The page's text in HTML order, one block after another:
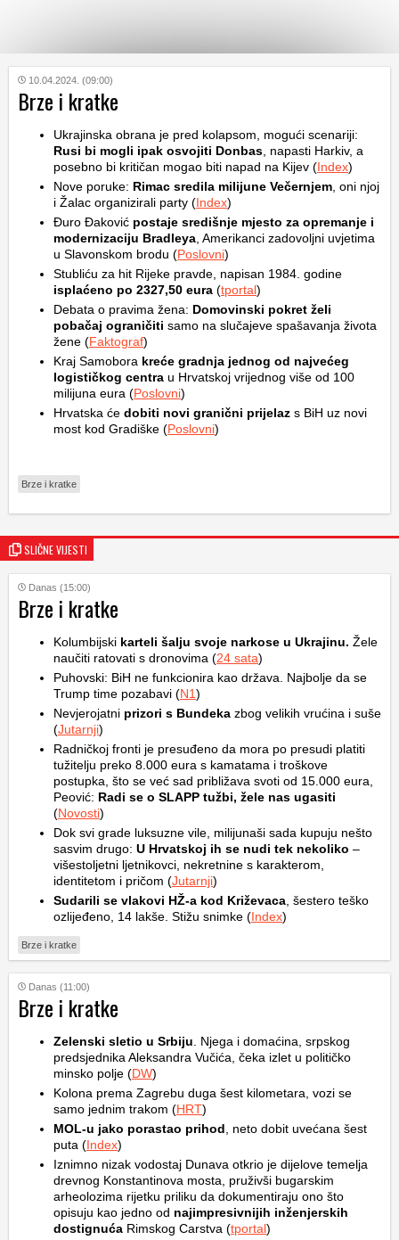
KATEGORIJE
HRVATSKI
WEB
10.04.2024. (09:00)
Brze i kratke
Ukrajinska obrana je pred kolapsom, mogući scenariji:
Rusi bi mogli ipak osvojiti Donbas , napasti Harkiv, a
posebno bi kritičan mogao biti napad na Kijev (Index)
Nove poruke: Rimac sredila milijune Večernjem , oni njoj
i Žalac organizirali party (Index)
Đuro Đaković postaje središnje mjesto za opremanje i
modernizaciju Bradleya , Amerikanci zadovoljni uvjetima
u Slavonskom brodu (Poslovni)
Stubliću za hit Rijeke pravde, napisan 1984. godine
isplaćeno po 2327,50 eura (tportal)
Debata o pravima žena: Domovinski pokret želi
pobačaj ograničiti samo na slučajeve spašavanja života
žene (Faktograf)
Kraj Samobora kreće gradnja jednog od najvećeg
logističkog centra u Hrvatskoj vrijednog više od 100
milijuna eura (Poslovni)
Hrvatska će dobiti novi granični prijelaz s BiH uz novi
most kod Gradiške (Poslovni)
Brze i kratke
SLIČNE VIJESTI
Danas (15:00)
Brze i kratke
Kolumbijski karteli šalju svoje narkose u Ukrajinu. Žele
naučiti ratovati s dronovima (24 sata)
Puhovski: BiH ne funkcionira kao država. Najbolje da se
Trump time pozabavi (N1)
Nevjerojatni prizori s Bundeka zbog velikih vrućina i suše
(Jutarnji)
Radničkoj fronti je presuđeno da mora po presudi platiti
tužitelju preko 8.000 eura s kamatama i troškove
postupka, što se već sad približava svoti od 15.000 eura,
Peović: Radi se o SLAPP tužbi, žele nas ugasiti
(Novosti)
Dok svi grade luksuzne vile, milijunaši sada kupuju nešto
sasvim drugo: U Hrvatskoj ih se nudi tek nekoliko –
višestoljetni ljetnikovci, nekretnine s karakterom,
identitetom i pričom (Jutarnji)
Sudarili se vlakovi HŽ-a kod Križevaca , šestero teško
ozlijeđeno, 14 lakše. Stižu snimke (Index)
Brze i kratke
Danas (11:00)
Brze i kratke
Zelenski sletio u Srbiju . Njega i domaćina, srpskog
predsjednika Aleksandra Vučića, čeka izlet u političko
minsko polje (DW)
Kolona prema Zagrebu duga šest kilometara, vozi se
samo jednim trakom (HRT)
MOL-u jako porastao prihod , neto dobit uvećana šest
puta (Index)
Iznimno nizak vodostaj Dunava otkrio je dijelove temelja
drevnog Konstantinova mosta, pruživši bugarskim
arheolozima rijetku priliku da dokumentiraju ono što
opisuju kao jedno od najimpresivnijih inženjerskih
dostignuća Rimskog Carstva (tportal)